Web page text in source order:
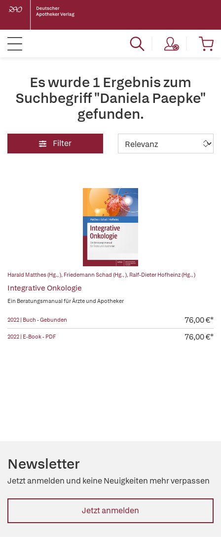
Es wurde 1 Ergebnis zum
Suchbegriff "Daniela Paepke"
gefunden.
Filter
Harald Matthes (Hg., ), Friedemann Schad (Hg., ), Ralf-Dieter Hofheinz (Hg., )
Integrative Onkologie
Ein Beratungsmanual für Ärzte und Apotheker
2022 | Buch - Gebunden 76,00 €*
2022 | E-Book - PDF 76,00 €*
Newsletter
Jetzt anmelden und keine Neuigkeiten mehr verpassen
Jetzt anmelden